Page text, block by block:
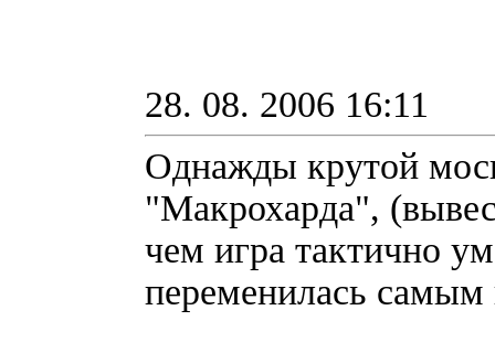
28. 08. 2006 16:11
Однажды крутой
"Макрохарда",
чем игра тактично
переменилась